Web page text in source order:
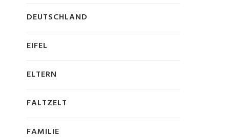
DEUTSCHLAND
EIFEL
ELTERN
FALTZELT
FAMILIE